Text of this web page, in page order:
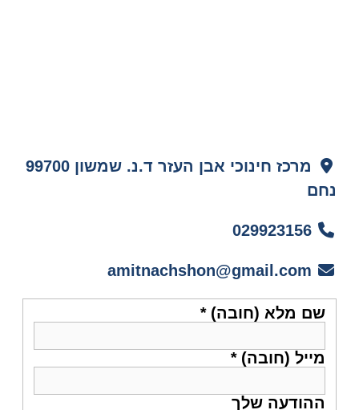
מרכז חינוכי אבן העזר ד.נ. שמשון 99700
נחם
029923156
amitnachshon@gmail.com
שם מלא (חובה)*
מייל (חובה)*
ההודעה שלך